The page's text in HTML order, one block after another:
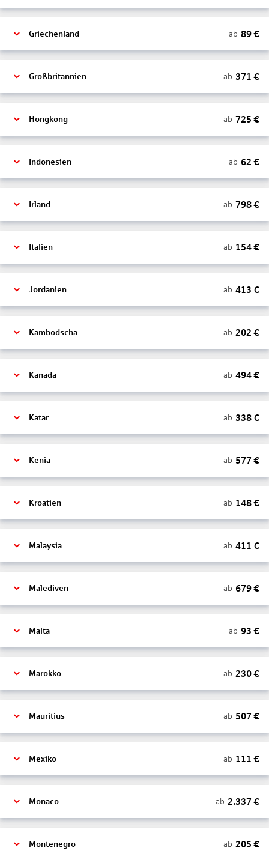
Griechenland ab 89€
Großbritannien ab 371 €
Hongkong ab 725 €
Indonesien ab 62 €
Irland ab 798€
Italien ab 154€
Jordanien ab 413 €
Kambodscha ab 202 €
Kanada ab 494€
Katar ab 338€
Kenia ab 577 €
Kroatien ab 148€
Malaysia ab 411 €
Malediven ab 679€
Malta ab 93 €
Marokko ab 230€
Mauritius ab 507 €
Mexiko ab 111 €
Monaco ab 2.337 €
Montenegro ab 205 €